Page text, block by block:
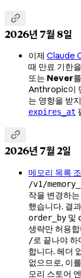

2026년 7월 8일
이제 Claude
때 만료 기한
또는 Never
Anthropic이
는 영향을 받
expires_at

2026년 7월 2일
메모리 목록
/v1/
작을 변경하는
했습니다. 결
order_by 및
생략만 허용
/로 끝나야
합니다. 헤더
없으므로, 이
모리 스토어